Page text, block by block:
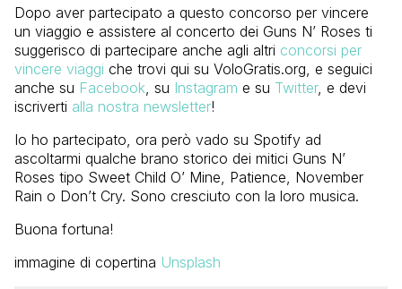
Dopo aver partecipato a questo concorso per vincere
un viaggio e assistere al concerto dei Guns N’ Roses ti
suggerisco di partecipare anche agli altri concorsi per
vincere viaggi che trovi qui su VoloGratis.org, e seguici
anche su Facebook , su Instagram e su Twitter, e devi
iscriverti alla nostra newsletter!
Io ho partecipato, ora però vado su Spotify ad
ascoltarmi qualche brano storico dei mitici Guns N’
Roses tipo Sweet Child O’ Mine, Patience, November
Rain o Don’t Cry. Sono cresciuto con la loro musica.
Buona fortuna!
immagine di copertina Unsplash